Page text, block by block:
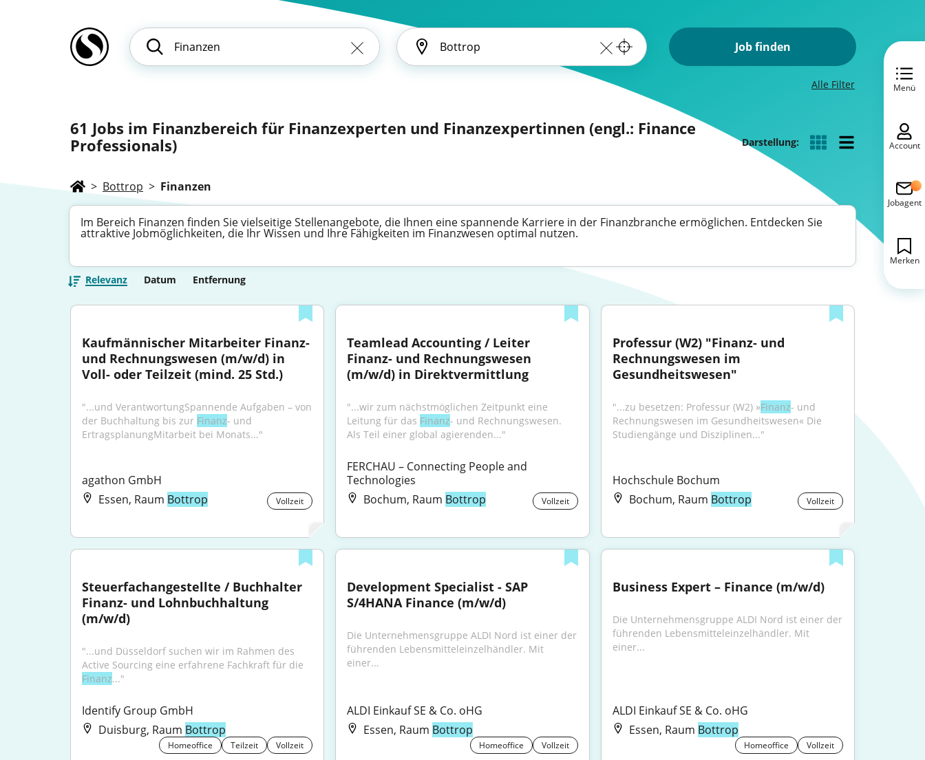
Job finden
Alle Filter
61 Jobs im Finanzbereich für Finanzexperten und Finanzexpertinnen (engl.: Finance
Professionals)
Darstellung:
> Bottrop > Finanzen
Im Bereich Finanzen finden Sie vielseitige Stellenangebote, die Ihnen eine spannende Karriere in der Finanzbranche ermöglichen. Entdecken Sie
attraktive Jobmöglichkeiten, die Ihr Wissen und Ihre Fähigkeiten im Finanzwesen optimal nutzen.
Relevanz Datum Entfernung
Kaufmännischer Mitarbeiter Finanz-
und Rechnungswesen (m/w/d) in
Voll- oder Teilzeit (mind. 25 Std.)
"...und VerantwortungSpannende Aufgaben – von
der Buchhaltung bis zur Finanz- und
ErtragsplanungMitarbeit bei Monats..."
agathon GmbH
Essen, Raum Bottrop Vollzeit
Teamlead Accounting / Leiter
Finanz- und Rechnungswesen
(m/w/d) in Direktvermittlung
"...wir zum nächstmöglichen Zeitpunkt eine
Leitung für das Finanz- und Rechnungswesen.
Als Teil einer global agierenden..."
FERCHAU – Connecting People and
Technologies
Bochum, Raum Bottrop Vollzeit
Professur (W2) "Finanz- und
Rechnungswesen im
Gesundheitswesen"
"...zu besetzen: Professur (W2) »Finanz- und
Rechnungswesen im Gesundheitswesen« Die
Studiengänge und Disziplinen..."
Hochschule Bochum
Bochum, Raum Bottrop Vollzeit
Steuerfachangestellte / Buchhalter
Finanz- und Lohnbuchhaltung
(m/w/d)
"...und Düsseldorf suchen wir im Rahmen des
Finanz..."
Identify Group GmbH
Duisburg, Raum Bottrop
Homeoffice Teilzeit Vollzeit
Development Specialist - SAP
S/4HANA Finance (m/w/d)
Die Unternehmensgruppe ALDI Nord ist einer der
führenden Lebensmitteleinzelhändler. Mit
einer...
ALDI Einkauf SE & Co. oHG
Essen, Raum Bottrop
Homeoffice Vollzeit
Business Expert – Finance (m/w/d)
Die Unternehmensgruppe ALDI Nord ist einer der
führenden Lebensmitteleinzelhändler. Mit
einer...
ALDI Einkauf SE & Co. oHG
Essen, Raum Bottrop
Homeoffice Vollzeit
Menü
Account
Jobagent
Merken